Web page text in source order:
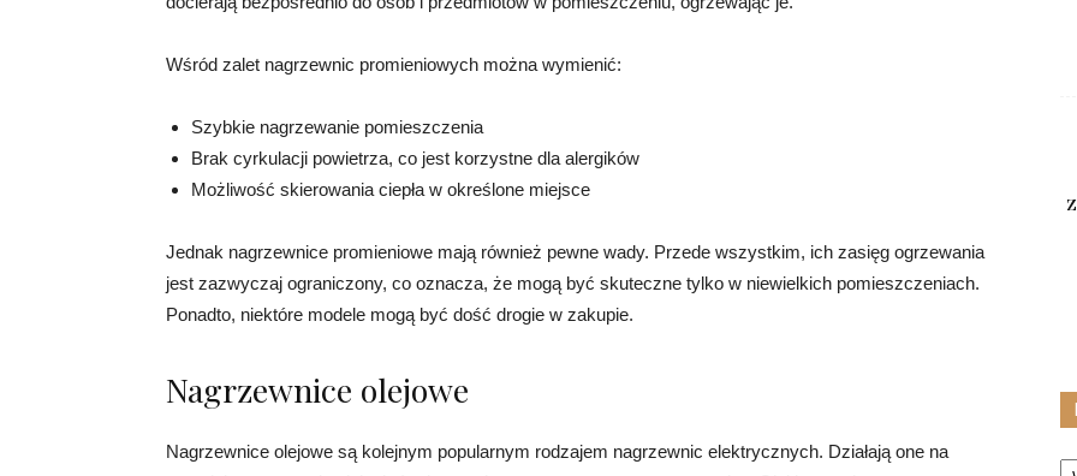
Wśród zalet nagrzewnic promieniowych można wymienić:
Szybkie nagrzewanie pomieszczenia
Brak cyrkulacji powietrza, co jest korzystne dla alergików
Możliwość skierowania ciepła w określone miejsce
Jednak nagrzewnice promieniowe mają również pewne wady. Przede wszystkim, ich zasięg ogrzewania
jest zazwyczaj ograniczony, co oznacza, że mogą być skuteczne tylko w niewielkich pomieszczeniach.
Ponadto, niektóre modele mogą być dość drogie w zakupie.
Nagrzewnice olejowe
Nagrzewnice olejowe są kolejnym popularnym rodzajem nagrzewnic elektrycznych. Działają one na